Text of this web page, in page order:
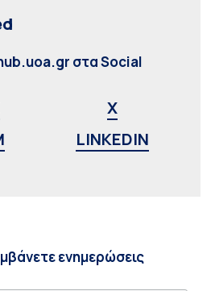
στα Social
X
LINKEDIN
ενημερώσεις